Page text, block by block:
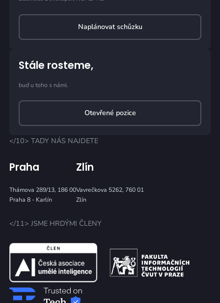
</10> TADY NÁS NAJDETE
Praha
Thámova 289/13, 186 00
Praha 8 - Karlín
Zlín
Vavrečkova 5262, 760 01
Zlín
</11> JSME HRDÝMI ČLENY
Naplánovat schůzku
Stále rosteme,
buď u toho s námi.
Otevřené pozice